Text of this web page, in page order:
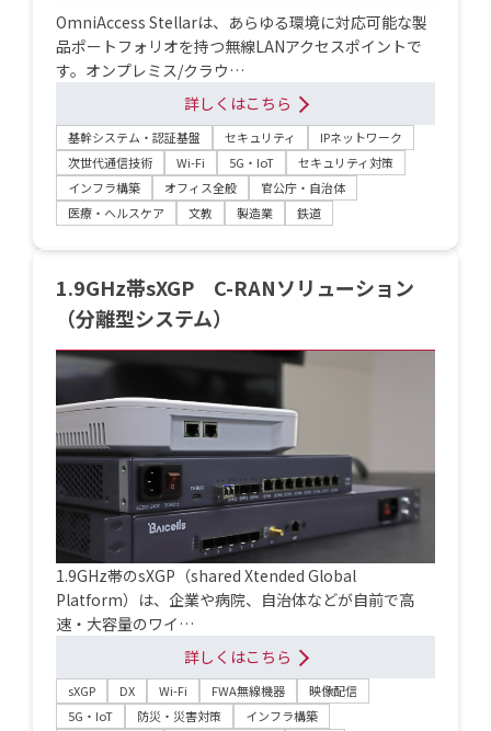
OmniAccess Stellarは、あらゆる環境に対応可能な製
品ポートフォリオを持つ無線LANアクセスポイントで
す。オンプレミス/クラウ…
詳しくはこちら
基幹システム・認証基盤 セキュリティ
IPネットワーク
次世代通信技術
Wi-Fi 5G・IoT
セキュリティ対策
インフラ構築
オフィス全般
官公庁・自治体
医療・ヘルスケア
文教 製造業 鉄道
1.9GHz帯sXGP C-RANソリューション
（分離型システム）
1.9GHz帯のsXGP（shared Xtended Global
Platform）は、企業や病院、自治体などが自前で高
速・大容量のワイ…
詳しくはこちら
sXGP DX Wi-Fi FWA無線機器
映像配信
5G・IoT
防災・災害対策 インフラ構築